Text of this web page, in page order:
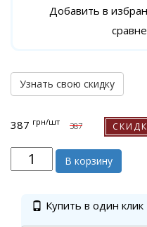
Добавить в
Узнать свою скидку
387 грн/шт 387
В корзину
Купить в один клик